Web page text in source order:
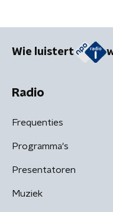
Wie luistert
Radio
Frequenties
Programma's
Presentatoren
Muziek